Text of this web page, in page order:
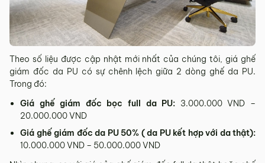
Theo số liệu được cập nhật mới nhất của chúng tôi, giá ghế
giám đốc da PU có sự chênh lệch giữa 2 dòng ghế da PU.
Trong đó:
Giá ghế giám đốc bọc full da PU: 3.000.000 VND –
20.000.000 VND
Giá ghế giám đốc da PU 50% ( da PU kết hợp với da thật):
10.000.000 VND – 50.000.000 VND